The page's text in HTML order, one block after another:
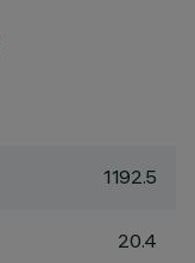
1192.5
20.4